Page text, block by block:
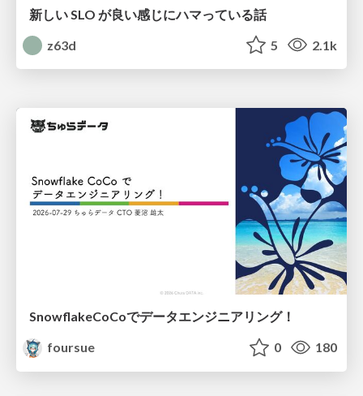
新しい SLO が良い感じにハマっている話
z63d
5 2.1k
SnowflakeCoCoでデータエンジニアリング！
foursue
0 180